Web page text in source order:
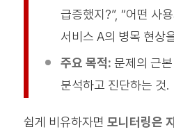
급증했지?”, “어떤 사
서비스 A의 병목 현상
주요 목적: 문제의 근
분석하고 진단하는 것.
쉽게 비유하자면 모니터링은